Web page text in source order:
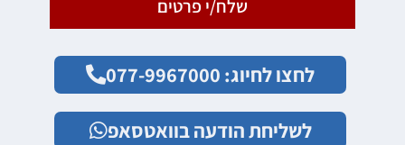
שלח/י פרטים
לחצו לחיוג: 077-9967000
לשליחת הודעה בוואטסאפ